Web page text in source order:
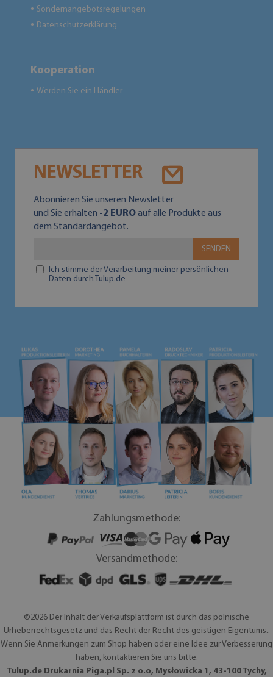
● Sondernangebotsregelungen
● Datenschutzerklärung
Kooperation
● Werden Sie ein Händler
NEWSLETTER
Abonnieren Sie unseren Newsletter
und Sie erhalten -2 EUROauf alle Produkte aus
dem Standardangebot.
SENDEN
Ich stimme der Verarbeitung meiner persönlichen
Daten durch Tulup.de
Zahlungsmethode:
Versandmethode:
©2026 Der Inhalt der Verkaufsplattform ist durch das polnische
Urheberrechtsgesetz und das Recht der Recht des geistigen Eigentums..
Wenn Sie Anmerkungen zum Shop haben oder eine Idee zur Verbesserung
haben, kontaktieren Sie uns bitte.
Tulup.de Drukarnia Piga.pl Sp. z o.o, Mysłowicka 1, 43-100 Tychy,